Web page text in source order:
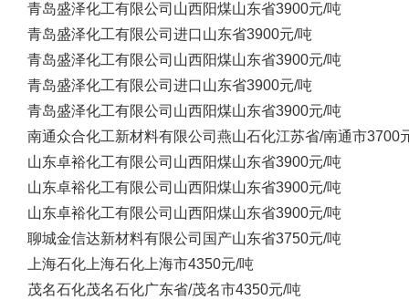
青岛盛泽化工有限公司 山西阳煤山东省3900元/吨
青岛盛泽化工有限公司 进口山东省3900元/吨
青岛盛泽化工有限公司 山西阳煤山东省3900元/吨
青岛盛泽化工有限公司 进口山东省3900元/吨
青岛盛泽化工有限公司 山西阳煤山东省3900元/吨
南通众合化工新材料有限公司 燕山石化江苏省/南通市3700
山东卓裕化工有限公司 山西阳煤山东省3900元/吨
山东卓裕化工有限公司 山西阳煤山东省3900元/吨
山东卓裕化工有限公司 山西阳煤山东省3900元/吨
聊城金信达新材料有限公司 国产山东省3750元/吨
上海石化 上海石化 上海市4350元/吨
茂名石化茂名石化广东省/茂名市4350元/吨